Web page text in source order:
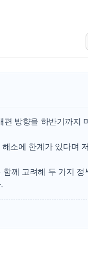
정재헌
최태원, 노소
홈플러스發
윤준병·이해
'호우·산사태
여야, 황희 '
편 방향을 하반기까지
소에 한계가 있다며
함께 고려해 두 가지 정